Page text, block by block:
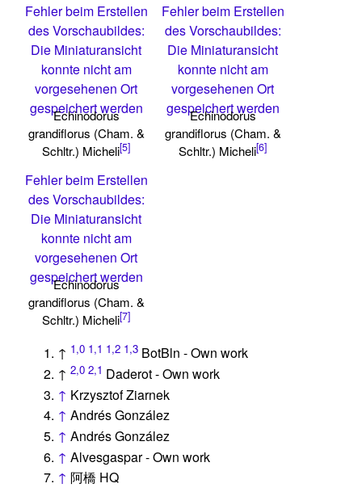
Fehler beim Erstellen
des Vorschaubildes:
Die Miniaturansicht
konnte nicht am
vorgesehenen Ort
gespeichert werden
Echinodorus
grandiflorus (Cham. &
Schltr.) Micheli[5]
Fehler beim Erstellen
des Vorschaubildes:
Die Miniaturansicht
konnte nicht am
vorgesehenen Ort
gespeichert werden
Echinodorus
grandiflorus (Cham. &
Schltr.) Micheli[6]
Fehler beim Erstellen
des Vorschaubildes:
Die Miniaturansicht
konnte nicht am
vorgesehenen Ort
gespeichert werden
Echinodorus
grandiflorus (Cham. &
Schltr.) Micheli[7]
↑ 1,0 1,1 1,2 1,3 BotBln - Own work
↑2,0 2,1 Daderot - Own work
↑ Krzysztof Ziarnek
↑ Andrés González
↑ Andrés González
↑ Alvesgaspar - Own work
↑ 阿橋 HQ